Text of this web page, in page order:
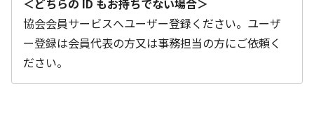
＜どちらの ID もお持ちでない場合＞
協会会員サービスへユーザー登録ください。ユーザ
ー登録は会員代表の方又は事務担当の方にご依頼く
ださい。